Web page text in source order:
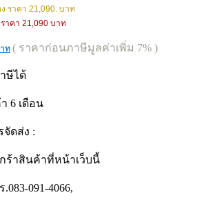
ราคา 21,090. บาท
าคา 21,090 บาท
ท ( ราคาก่อนภาษีมูลค่าเพิ่ม 7% )
ษีได้
6 เดือน
ดส่ง :
ร้าสินค้าที่หน้าเว็บนี้
091-4066,